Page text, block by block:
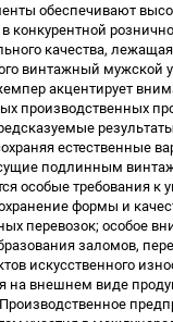
обеспечивают
в конкурентной
качества,
винтажный мужской
акцентирует
производственных
естественные
подлинным
особые требования к
формы и
перевозок; особое
заломов,
искусственного
на внешнем виде